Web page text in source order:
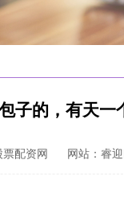
子的，有天
配资网 网站：睿